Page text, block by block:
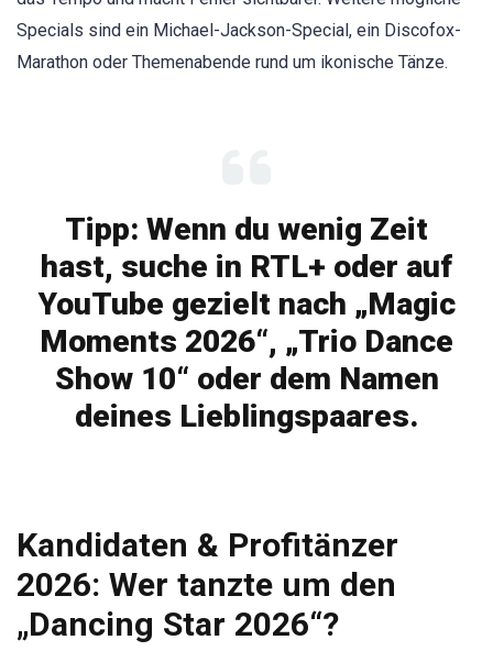
Specials sind ein Michael-Jackson-Special, ein Discofox-
Marathon oder Themenabende rund um ikonische Tänze.
Tipp: Wenn du wenig Zeit
hast, suche in RTL+ oder auf
YouTube gezielt nach „Magic
Moments 2026“, „Trio Dance
Show 10“ oder dem Namen
deines Lieblingspaares.
Kandidaten & Profitänzer
2026: Wer tanzte um den
„Dancing Star 2026“?